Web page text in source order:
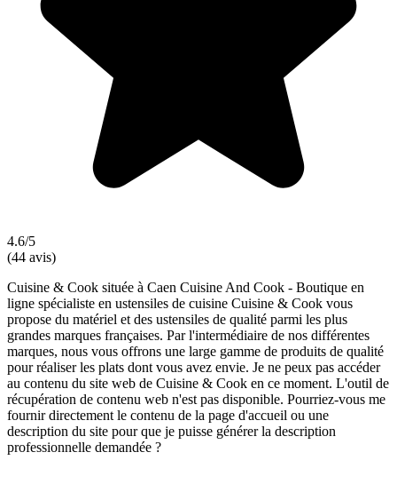
4.6/5
(44 avis)
Cuisine & Cook située à Caen Cuisine And Cook - Boutique en
ligne spécialiste en ustensiles de cuisine Cuisine & Cook vous
propose du matériel et des ustensiles de qualité parmi les plus
grandes marques françaises. Par l'intermédiaire de nos différentes
marques, nous vous offrons une large gamme de produits de qualité
pour réaliser les plats dont vous avez envie. Je ne peux pas accéder
au contenu du site web de Cuisine & Cook en ce moment. L'outil de
récupération de contenu web n'est pas disponible. Pourriez-vous me
fournir directement le contenu de la page d'accueil ou une
description du site pour que je puisse générer la description
professionnelle demandée ?